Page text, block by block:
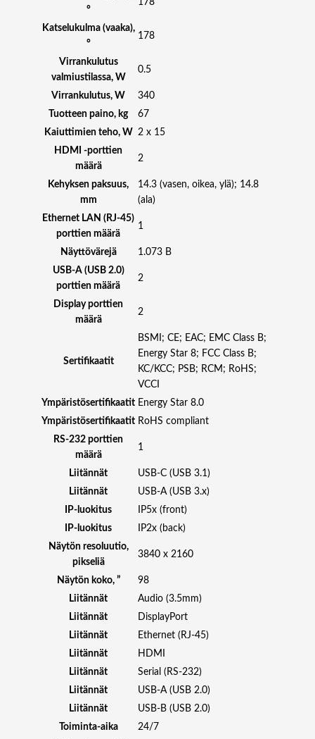
m
°
Katselukulma (vaaka),
°
178
Virrankulutus
valmiustilassa, W
0.5
Virrankulutus, W
340
Tuotteen paino, kg
67
Kaiuttimien teho, W
2 x 15
HDMI -porttien
määrä
2
Kehyksen paksuus,
mm
14.3 (vasen, oikea, ylä); 14.8
(ala)
Ethernet LAN (RJ-45)
porttien määrä
1
Näyttövärejä
1.073 B
USB-A (USB 2.0)
porttien määrä
2
Display porttien
määrä
2
Sertifikaatit
BSMI; CE; EAC; EMC Class B;
Energy Star 8; FCC Class B;
KC/KCC; PSB; RCM; RoHS;
VCCI
Ympäristösertifikaatit Energy Star 8.0
Ympäristösertifikaatit RoHS compliant
RS-232 porttien
määrä
1
Liitännät
USB-C (USB 3.1)
Liitännät
USB-A (USB 3.x)
IP-luokitus
IP5x (front)
IP-luokitus
IP2x (back)
Näytön resoluutio,
pikseliä
3840 x 2160
Näytön koko, ”
98
Liitännät
Audio (3.5mm)
Liitännät
DisplayPort
Liitännät
Ethernet (RJ-45)
Liitännät
HDMI
Liitännät
Serial (RS-232)
Liitännät
USB-A (USB 2.0)
Liitännät
USB-B (USB 2.0)
Toiminta-aika
24/7